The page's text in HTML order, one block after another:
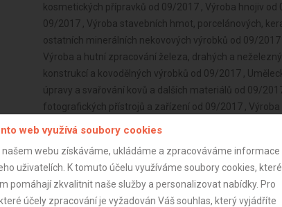
web využívá soubory cookies
našem webu získáváme, ukládáme a zpracováváme informace
uživatelích. K tomuto účelu využíváme soubory cookies, které
pomáhají zkvalitnit naše služby a personalizovat nabídky. Pro
účely zpracování je vyžadován Váš souhlas, který vyjádříte